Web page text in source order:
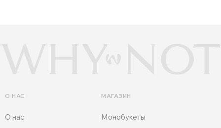
О нас
О НАС МАГАЗИН
Монобукеты